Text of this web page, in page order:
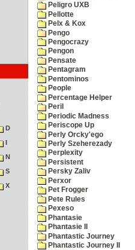
D
I
N
S
X
Peligro UXB
Pellotte
Pelx & Kox
Pengo
Pengocrazy
Pengon
Pensate
Pentagram
Pentominos
People
Percentage Helper
Peril
Periodic Madness
Periscope Up
Perly Orcky'ego
Perly Szeherezady
Perplexity
Persistent
Persky Zaliv
Perxor
Pet Frogger
Pete Rules
Pexeso
Phantasie
Phantasie II
Phantastic Journey
Phantastic Journey II